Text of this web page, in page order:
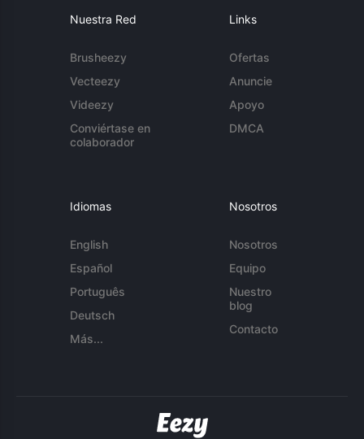
Nuestra Red
Brusheezy
Vecteezy
Videezy
Conviértase en
colaborador
Links
Ofertas
Anuncie
Apoyo
DMCA
Idiomas
English
Español
Português
Deutsch
Más...
Nosotros
Nosotros
Equipo
Nuestro
blog
Contacto